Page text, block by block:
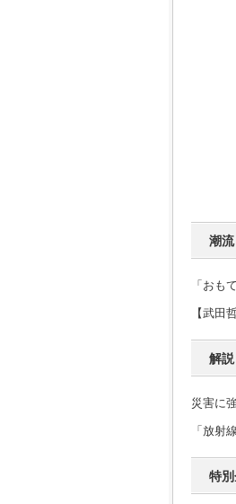
潮流
「おも
【武田
解
災害に
「放射
特